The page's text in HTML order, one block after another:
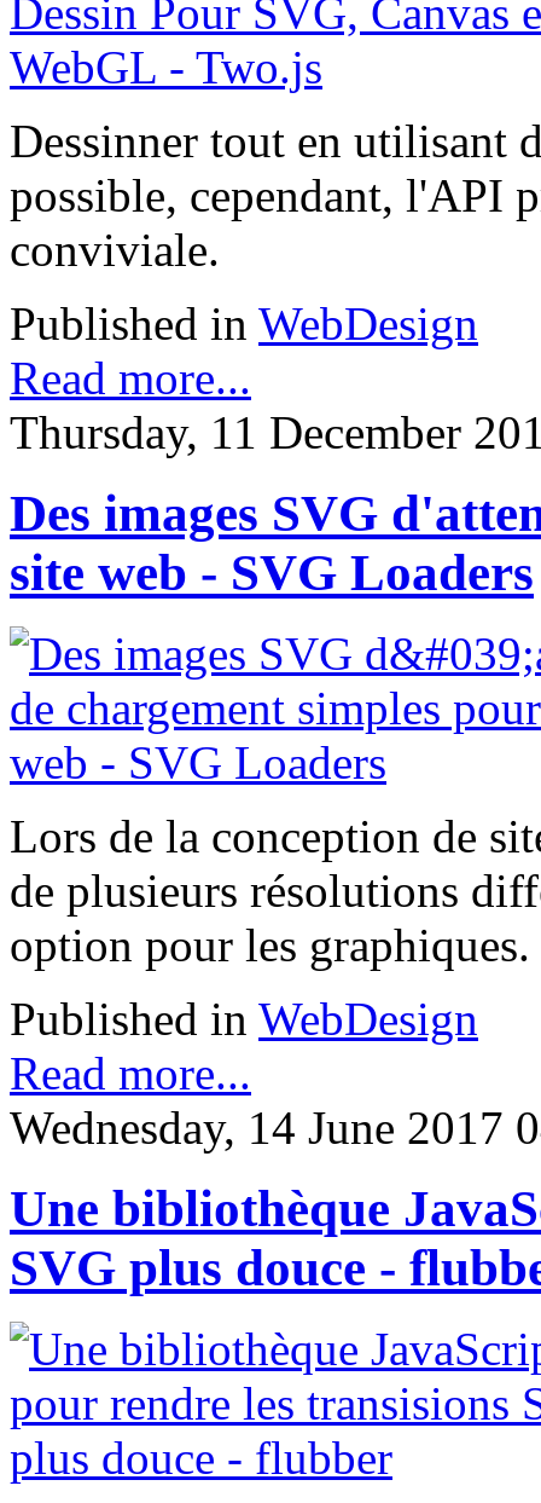
Dessinner tout en utilisant
possible, cependant, l'API
conviviale.
Published in WebDesign
Read more...
Thursday, 11 December
Des images SVG
site web - SVG Loaders
Lors de la conception de
de plusieurs résolutions
option pour les graphiques.
Published in WebDesign
Read more...
Wednesday, 14 June 2017
Une bibliothèque
SVG plus douce -